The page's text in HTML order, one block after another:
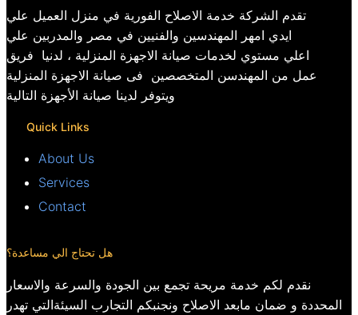
تقدم الشركة خدمة الاصلاح الفورية في منزل العميل علي
ايدي امهر المهندسين والفنيين في مصر والمدربين علي
اعلي مستوي لخدمات صيانة الاجهزة المنزلية ، لدنيا فريق
عمل من المهندسن المتخصصين فى صيانة الاجهزة المنزلية
ويتوفر لدينا صيانة الأجهزة التالية
Quick Links
About Us
Services
Contact
هل تحتاج الي مساعدة؟
نقدم لكم خدمة مريحة تجمع بين الجودة والسرعة والاسعار
المحددة و ضمان مابعد الاصلاح ونجنبكم التجارب السيئةالتي تهدر